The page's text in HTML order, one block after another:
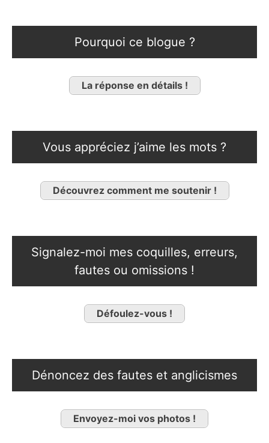
Pourquoi ce blogue ?
La réponse en détails !
Vous appréciez j’aime les mots ?
Découvrez comment me soutenir !
Signalez-moi mes coquilles, erreurs,
fautes ou omissions !
Défoulez-vous !
Dénoncez des fautes et anglicismes
Envoyez-moi vos photos !